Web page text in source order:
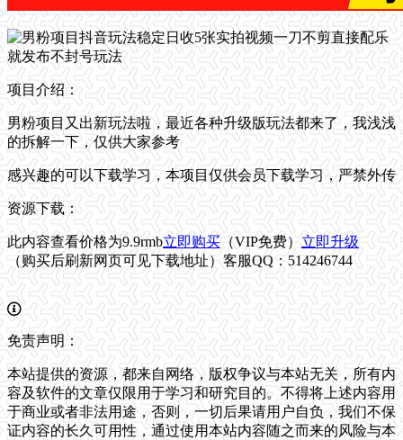
项目介绍：
男粉项目又出新玩法啦，最近各种升级版玩法都来了，我浅浅
的拆解一下，仅供大家参考
感兴趣的可以下载学习，本项目仅供会员下载学习，严禁外传
资源下载：
此内容查看价格为9.9rmb立即购买（VIP免费）立即升级
（购买后刷新网页可见下载地址）客服QQ：514246744
免责声明：
本站提供的资源，都来自网络，版权争议与本站无关，所有内
容及软件的文章仅限用于学习和研究目的。不得将上述内容用
于商业或者非法用途，否则，一切后果请用户自负，我们不保
证内容的长久可用性，通过使用本站内容随之而来的风险与本